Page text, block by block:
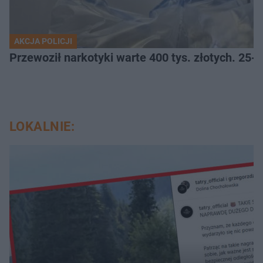
AKCJA POLICJI
Przewoził narkotyki warte 400 tys. złotych.
LOKALNIE: